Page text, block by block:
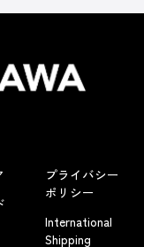
プライバシー
ポリシー
International
Shipping